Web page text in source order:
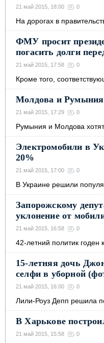
21 май 2015, 18:00 0
На дорогах в
ФМУ просит
погасить долги
21 май 2015, 17:58 0
Кроме того,
Молдова и
21 май 2015, 17:29 0
Румыния и Молдова
Электромобили в
20%
21 май 2015, 17:00 0
В Украине решили
Запорожскому
уклонение от
21 май 2015, 16:58 0
42-летний политик годен
15-летняя дочь
селфи в уборной
21 май 2015, 16:00 0
Лили-Роуз Депп решила
В Харькове
21 май 2015, 15:58 0